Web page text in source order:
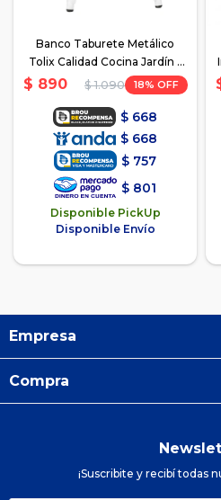
Banco Taburete Metálico
Tolix Calidad Cocina Jardín -
Blanco
$ 890 $ 1.090 18
$ 668
$ 668
$ 757
$ 801
Disponible PickUp
Disponible Envío
Empresa
Compra
¡Suscribite y recibí todas